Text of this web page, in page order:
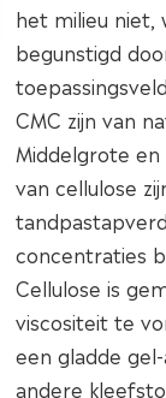
het milieu
begunstigd
CMC zijn van
Middelgrote
van cellulose
concentraties
Cellulose is
viscositeit te
een gladde
andere